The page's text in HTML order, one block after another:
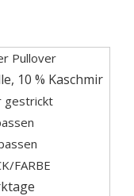
Pullover
10 % Kaschmir
gestrickt
FARBE